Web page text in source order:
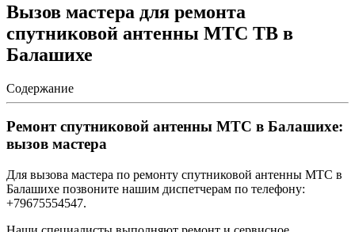
Вызов мастера для ремонта
спутниковой антенны МТС ТВ в
Балашихе
Содержание
Ремонт спутниковой антенны МТС в Балашихе:
вызов мастера
Для вызова мастера по ремонту спутниковой антенны МТС в
Балашихе позвоните нашим диспетчерам по телефону:
+79675554547.